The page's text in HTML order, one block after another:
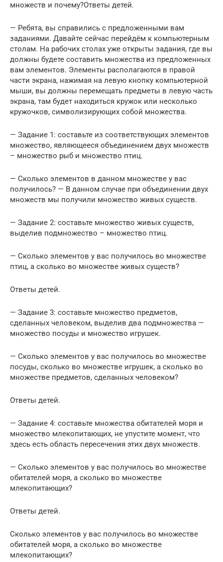
множеств и почему?Ответы детей.
— Ребята, вы справились с предложенными вам
заданиями. Давайте сейчас перейдём к компьютерным
столам. На рабочих столах уже открыты задания, где вы
должны будете составить множества из предложенных
вам элементов. Элементы располагаются в правой
части экрана, нажимая на левую кнопку компьютерной
мыши, вы должны перемещать предметы в левую часть
экрана, там будет находиться кружок или несколько
кружочков, символизирующих собой множества.
— Задание 1: составьте из соответствующих элементов
множество, являющееся объединением двух множеств
– множество рыб и множество птиц.
— Сколько элементов в данном множестве у вас
получилось? — В данном случае при объединении двух
множеств мы получили множество живых существ.
— Задание 2: составьте множество живых существ,
выделив подмножество – множество птиц.
— Сколько элементов у вас получилось во множестве
птиц, а сколько во множестве живых существ?
Ответы детей.
— Задание 3: составьте множество предметов,
сделанных человеком, выделив два подмножества —
множество посуды и множество игрушек.
— Сколько элементов у вас получилось во множестве
посуды, сколько во множестве игрушек, а сколько во
множестве предметов, сделанных человеком?
Ответы детей.
— Задание 4: составьте множества обитателей моря и
множество млекопитающих, не упустите момент, что
здесь есть область пересечения этих двух множеств.
— Сколько элементов у вас получилось во множестве
обитателей моря, а сколько во множестве
млекопитающих?
Ответы детей.
Сколько элементов у вас получилось во множестве
обитателей моря, а сколько во множестве
млекопитающих?